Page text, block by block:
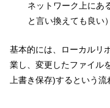
ネットワーク上にあ
と言い換えても良い）
基本的には、ローカルリ
業し、変更したファイル
上書き保存)するという流